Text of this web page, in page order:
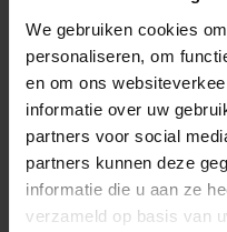
We gebruiken cookies
personaliseren, om
en om ons
informatie over uw
partners voor social
partners kunnen deze
informatie die u aan ze
verzameld op basis van
verwacht. Dat komt door
dat onder meer in de
Wanneer dit enzym het
veroorzaakt het
virus.Daan Jansen
Departement Klinische
deze mutaties wijzen op
bevindingen moeten
tijdens uitbraken, zodat